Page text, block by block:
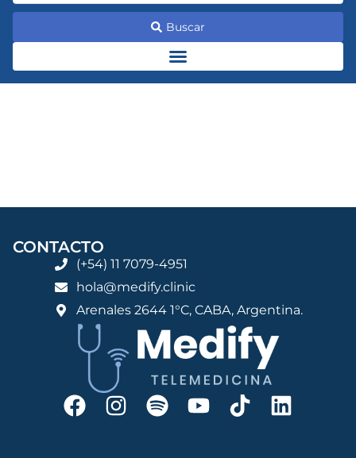
Buscar
CONTACTO
(+54) 11 7079-4951
hola@medify.clinic
Arenales 2644 1°C, CABA, Argentina.